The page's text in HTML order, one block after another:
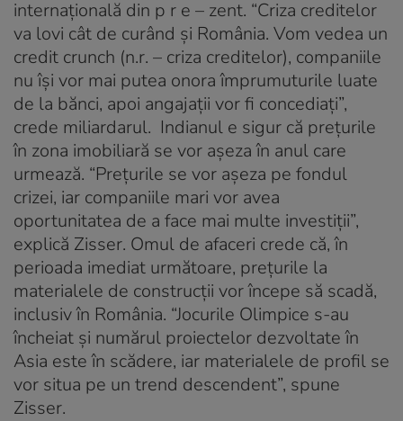
internațională din p r e – zent. “Criza creditelor
va lovi cât de curând şi România. Vom vedea un
credit crunch (n.r. – criza creditelor), companiile
nu îşi vor mai putea onora împrumuturile luate
de la bănci, apoi angajații vor fi concediați”,
crede miliardarul. Indianul e sigur că prețurile
în zona imobiliară se vor aşeza în anul care
urmează. “Prețurile se vor aşeza pe fondul
crizei, iar companiile mari vor avea
oportunitatea de a face mai multe investiții”,
explică Zisser. Omul de afaceri crede că, în
perioada imediat următoare, prețurile la
materialele de construcții vor începe să scadă,
inclusiv în România. “Jocurile Olimpice s-au
încheiat şi numărul proiectelor dezvoltate în
Asia este în scădere, iar materialele de profil se
vor situa pe un trend descendent”, spune
Zisser.